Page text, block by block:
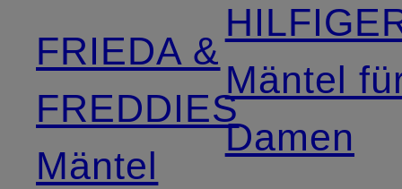
FRIEDA &
FREDDIES
Mäntel
Mäntel
Damen